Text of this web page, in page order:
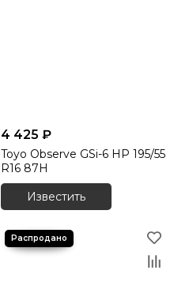
4 425 ₽
Toyo Observe GSi-6 HP 195/55
R16 87H
Известить